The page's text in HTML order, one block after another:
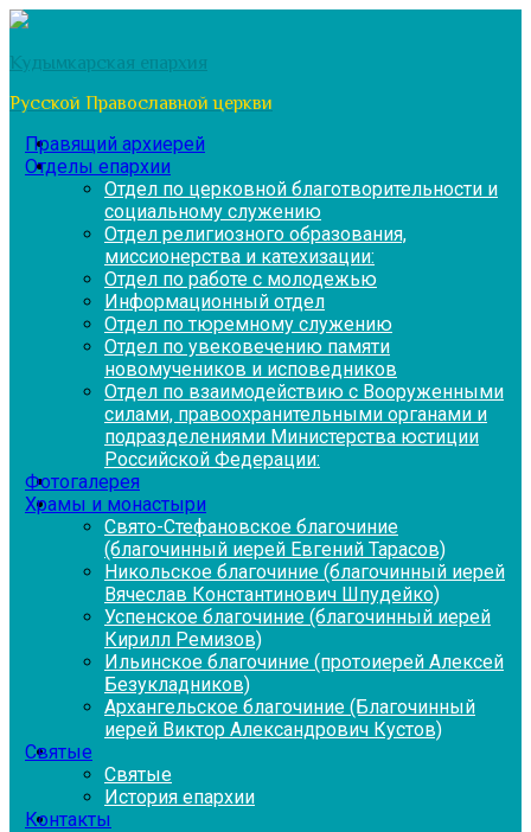
Перейти
содержимому
Кудымкарская епархия
Русской Православной церкви
Правящий архиерей
Отделы епархии
Отдел по церковной благотворительности и
социальному служению
Отдел религиозного образования,
миссионерства и катехизации:
Отдел по работе с молодежью
Информационный отдел
Отдел по тюремному служению
Отдел по увековечению памяти
новомучеников и исповедников
Отдел по взаимодействию с Вооруженными
силами, правоохранительными органами и
подразделениями Министерства юстиции
Российской Федерации:
Фотогалерея
Храмы и монастыри
Свято-Стефановское благочиние
(благочинный иерей Евгений Тарасов)
Никольское благочиние (благочинный иерей
Вячеслав Константинович Шпудейко)
Успенское благочиние (благочинный иерей
Кирилл Ремизов)
Ильинское благочиние (протоиерей Алексей
Безукладников)
Архангельское благочиние (Благочинный
иерей Виктор Александрович Кустов)
Святые
Святые
История епархии
Контакты